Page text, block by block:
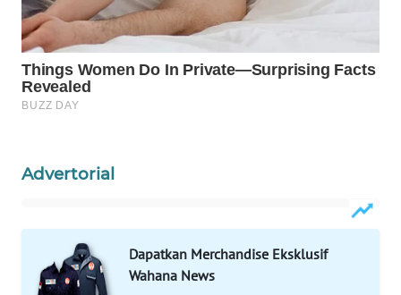
Advertorial
Dapatkan Merchandise Eksklusif
Wahana News
TANI
WAHANA
ADVOKAT
WAHANA
LISTRIK